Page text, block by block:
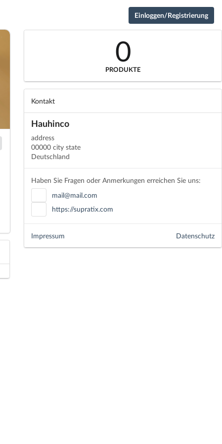
Einloggen/Registrierung
0
PRODUKTE
Kontakt
Hauhinco
address
00000 city state
Deutschland
Haben Sie Fragen oder Anmerkungen erreichen Sie uns:
mail@mail.com
https://supratix.com
Datenschutz
Impressum